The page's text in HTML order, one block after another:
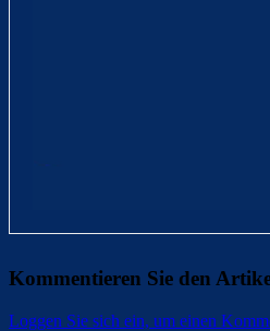
Kommentieren Sie den
Loggen Sie sich ein, um einen